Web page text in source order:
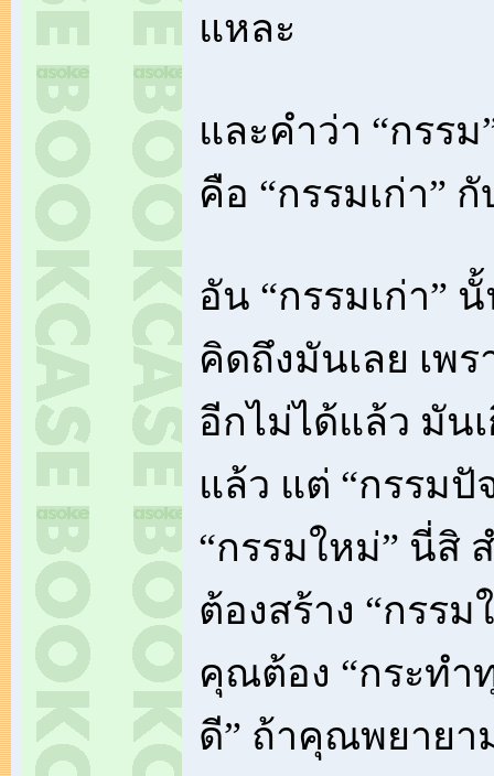
แหละ
และคำว่า “กรร
คือ “กรรมเก่า”
อัน “กรรมเก่า”
คิดถึงมันเลย เพ
อีกไม่ได้แล้ว มัน
แล้ว แต่ “กรรมปั
“กรรมใหม่” นี่สิ
ต้องสร้าง “กรร
คุณต้อง “กระทำ
ดี” ถ้าคุณพยาย